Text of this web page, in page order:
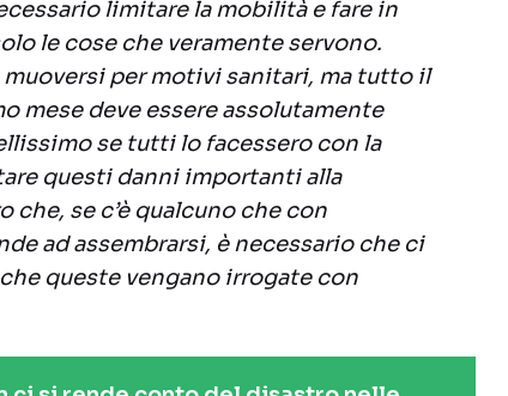
limitare la mobilità e fare in
le cose che veramente servono.
muoversi per motivi sanitari, ma tutto il
mese deve essere assolutamente
se tutti lo facessero con la
questi danni importanti alla
che, se c’è qualcuno che con
ad assembrarsi, è necessario che ci
queste vengano irrogate con